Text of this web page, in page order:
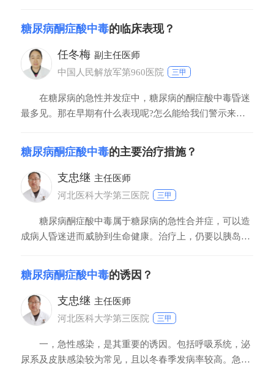
陷、四肢发冷、表现出意识障碍、呼吸中有烂苹果气味，
最严重时病人昏迷，各种反射减弱甚至消失。糖尿病酮症
酸中毒的治疗主要包括补液、控制血糖、纠正水电解质紊
乱和
糖尿病酮症酸中毒的临床表现？
任冬梅 副主任医师
中国人民解放军第960医院
三甲
在糖尿病的急性并发症中，糖尿病的酮症酸中毒昏迷
最多见。那在早期有什么表现呢?怎么能给我们警示来发
迷最多见。那在早期有什么表现呢?怎么能给我们警示来
发现呢?我们知道，糖尿病的患者往往三多一少症状，多
尿、多饮、多食、消瘦，症状并不典型，如果在近期这患
糖尿病酮症酸中毒的主要治疗措施？
支忠继 主任医师
河北医科大学第三医院
三甲
糖尿病酮症酸中毒属于糖尿病的急性合并症，可以造
成病人昏迷进而威胁到生命健康。治疗上，仍要以胰岛素
紊乱。其次可以采用静脉补液以及碱性药物的方法，主要
针对水和电解质代谢紊乱及代谢性酸中毒等所造成的症
状，特别是胰岛素使用时，病人有尿后要配合静脉补钾治
疗
糖尿病酮症酸中毒的诱因？
支忠继 主任医师
河北医科大学第三医院
三甲
一，急性感染，是其重要的诱因。包括呼吸系统，泌
尿系及皮肤感染较为常见，且以冬春季发病率较高。急性